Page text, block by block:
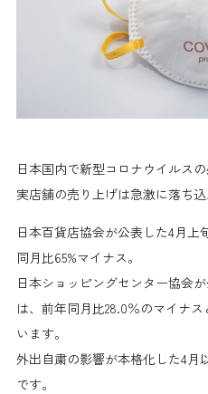
日本国内で新型コロナウイルス
実店舗の売り上げは急激に落ち込
日本百貨店協会が公表した4月上
同月比65%マイナス。
日本ショッピングセンター協会
は、 前年同月比28.0％のマイナス
います。
外出自粛の影響が本格化した4月
です。